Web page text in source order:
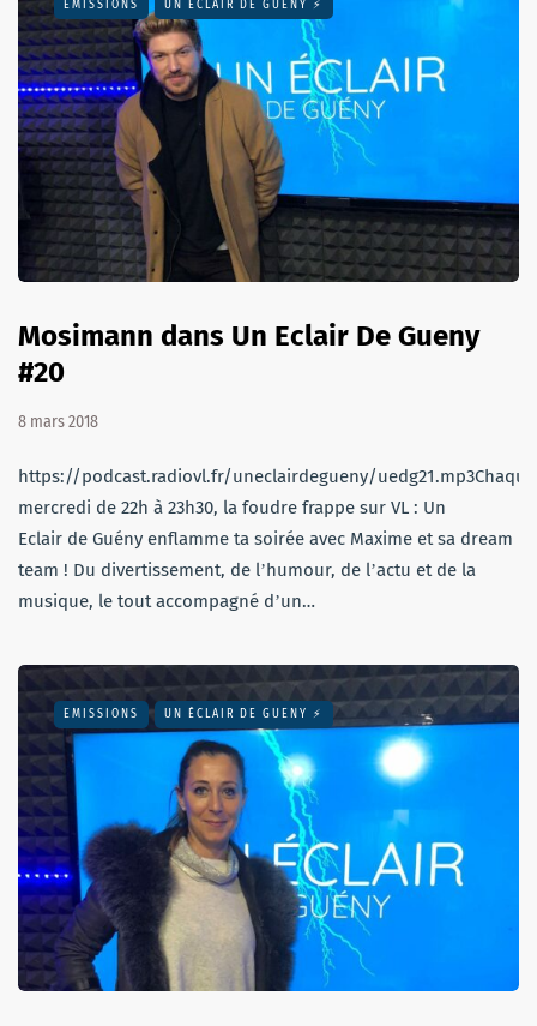
EMISSIONS UN ÉCLAIR DE GUENY ⚡️
Mosimann dans Un Eclair De Gueny
#20
8 mars 2018
https://podcast.radiovl.fr/uneclairdegueny/uedg21.mp3Chaque
mercredi de 22h à 23h30, la foudre frappe sur VL : Un
Eclair de Guény enflamme ta soirée avec Maxime et sa dream
team ! Du divertissement, de lʼhumour, de lʼactu et de la
musique, le tout accompagné dʼun…
EMISSIONS UN ÉCLAIR DE GUENY ⚡️